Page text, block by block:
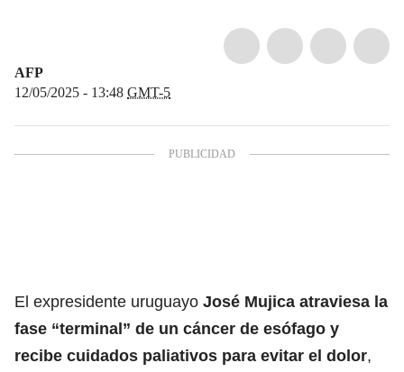
AFP
12/05/2025 - 13:48 GMT-5
El expresidente uruguayo José Mujica atraviesa la
fase “terminal” de un cáncer de esófago y
recibe cuidados paliativos para evitar el dolor,